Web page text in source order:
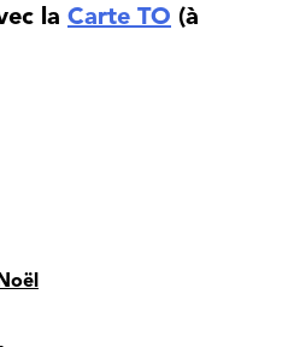
la Carte TO (à